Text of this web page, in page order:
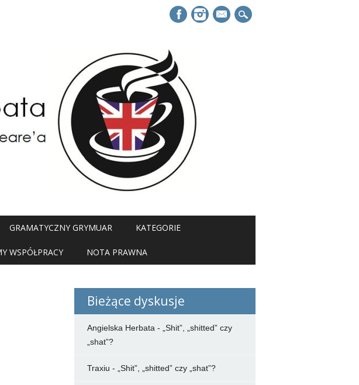
mail
GRAMATYCZNY GRYMUAR KATEGORIE
WSPÓŁPRACY NOTA PRAWNA
Bieżące dyskusje
Angielska Herbata -
„Shit”, „shitted” czy
„shat”?
Traxiu - „Shit”, „shitted” czy „shat”?